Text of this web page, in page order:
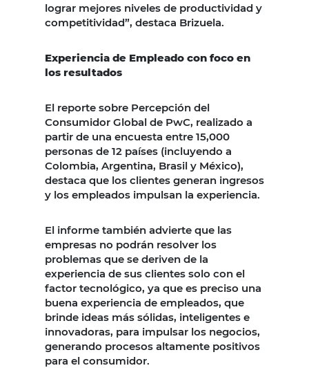
lograr mejores niveles de productividad y
competitividad”, destaca Brizuela.
Experiencia de Empleado con foco en
los resultados
El reporte sobre Percepción del
Consumidor Global de PwC, realizado a
partir de una encuesta entre 15,000
personas de 12 países (incluyendo a
Colombia, Argentina, Brasil y México),
destaca que los clientes generan ingresos
y los empleados impulsan la experiencia.
El informe también advierte que las
empresas no podrán resolver los
problemas que se deriven de la
experiencia de sus clientes solo con el
factor tecnológico, ya que es preciso una
buena experiencia de empleados, que
brinde ideas más sólidas, inteligentes e
innovadoras, para impulsar los negocios,
generando procesos altamente positivos
para el consumidor.